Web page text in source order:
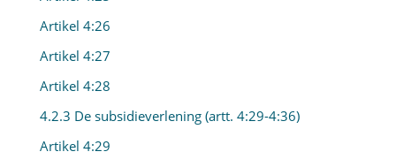
Artikel 4:26
Artikel 4:27
Artikel 4:28
4.2.3 De subsidieverlening (artt. 4:29-4:36)
Artikel 4:29